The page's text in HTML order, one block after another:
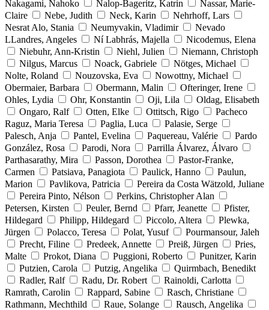
Nakagami, Nahoko
Nalop-Bageritz, Katrin
Nassar, Marie-
Claire
Nebe, Judith Neck, Karin
Nehrhoff, Lars
Nesrat Alo, Stania
Neumyvakin, Vladimir
Nevado
LLandres, Angeles
Ní Labhrás, Majella
Nicodemus, Elena
Niebuhr, Ann-Kristin
Niehl, Julien
Niemann, Christoph
Nilgus, Marcus
Noack, Gabriele
Nötges, Michael
Nolte, Roland
Nouzovska, Eva
Nowottny, Michael
Obermaier, Barbara
Obermann, Malin
Ofteringer, Irene
Ohles, Lydia
Ohr, Konstantin Oji, Lila
Oldag, Elisabeth
Ongaro, Ralf
Otten, Elke Ottitsch, Rigo
Pacheco
Raguz, Maria Teresa
Paglia, Luca
Palasie, Serge
Palesch, Anja
Pantel, Evelina Paquereau, Valérie
Pardo
González, Rosa
Parodi, Nora
Parrilla Álvarez, Álvaro
Parthasarathy, Mira
Passon, Dorothea
Pastor-Franke,
Carmen
Patsiava, Panagiota Paulick, Hanno
Paulun,
Marion
Pavlikova, Patricia
Pereira da Costa Wätzold, Juliane
Pereira Pinto, Nélson
Perkins, Christopher Alan
Petersen, Kirsten
Peuler, Bernd Pfarr, Jeanette
Pfister,
Hildegard
Philipp, Hildegard Piccolo, Altera
Plewka,
Jürgen
Polacco, Teresa Polat, Yusuf
Pourmansour, Jaleh
Precht, Filine
Predeek, Annette Preiß, Jürgen
Pries,
Malte
Prokot, Diana Puggioni, Roberto
Punitzer, Karin
Putzien, Carola
Putzig, Angelika
Quirmbach, Benedikt
Radler, Ralf
Radu, Dr. Robert
Rainoldi, Carlotta
Ramrath, Carolin
Rappard, Sabine
Rasch, Christiane
Rathmann, Mechthild
Raue, Solange
Rausch, Angelika